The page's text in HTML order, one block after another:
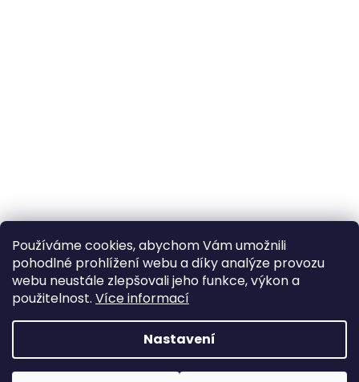
Používáme cookies, abychom Vám umožnili
pohodlné prohlížení webu a díky analýze provozu
webu neustále zlepšovali jeho funkce, výkon a
použitelnost. Více informací
Nastavení
Sledovat na Instagramu
Vytvořil Shoptet
Copyright 2026Poctivý komín. Všechna práva